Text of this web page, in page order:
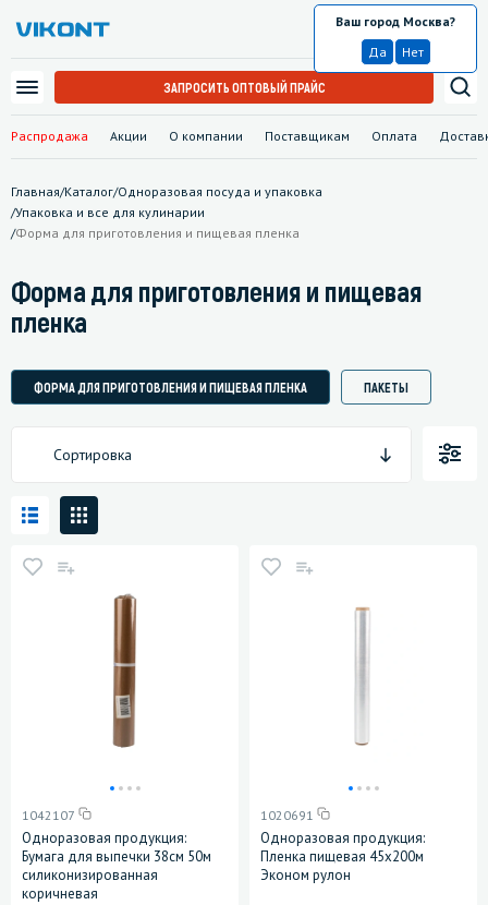
Распродажа Акции О компании Поставщикам Оплата
Москва
Ваш город Москва?
Да
Нет
ЗАПРОСИТЬ ОПТОВЫЙ ПРАЙС
Главная/Каталог/Одноразовая посуда и упаковка
/Упаковка и все для кулинарии
/Форма для приготовления и пищевая пленка
Форма для приготовления и пищевая
пленка
ФОРМА ДЛЯ ПРИГОТОВЛЕНИЯ И ПИЩЕВАЯ ПЛЕНКА ПАКЕТЫ
Сортировка
1042107
Одноразовая продукция:
Бумага для выпечки 38см 50м
силиконизированная
коричневая
1020691
Одноразовая продукция:
Пленка пищевая 45х200м
Эконом рулон